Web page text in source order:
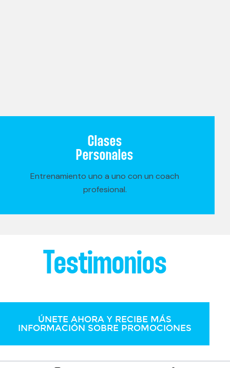
Clases
Personales
Entrenamiento uno a uno con un coach
profesional.
Testimonios
ÚNETE AHORA Y RECIBE MÁS
INFORMACIÓN SOBRE PROMOCIONES